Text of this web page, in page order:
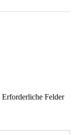
Erforderliche Felder